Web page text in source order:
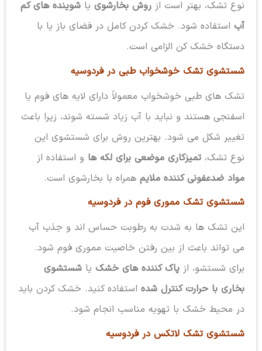
نوع تشک، بهتر است از روش بخارشوییا شوینده های کم
آباستفاده شود. خشک کردن کامل در فضای باز یا با
دستگاه خشک کن الزامی است.
شستشوی تشک خوشخواب طبی در فردوسیه
تشک های طبی خوشخواب معمولاً دارای لایه های فوم یا
اسفنجی هستند و نباید با آب زیاد شسته شوند، زیرا باعث
تغییر شکل می شود. بهترین روش برای شستشوی این
نوع تشک، تمیزکاری موضعی برای لکه هاو استفاده از
مواد ضدعفونی کننده ملایمهمراه با بخارشوی است.
شستشوی تشک مموری فوم در فردوسیه
این تشک ها به شدت به رطوبت حساس اند و جذب آب
می تواند باعث از بین رفتن خاصیت مموری فوم شود.
برای شستشو، از پاک کننده های خشکیا شستشوی
بخاری با حرارت کنترل شدهاستفاده کنید. خشک کردن باید
در محیط خشک با تهویه مناسب انجام شود.
شستشوی تشک لاتکس در فردوسیه